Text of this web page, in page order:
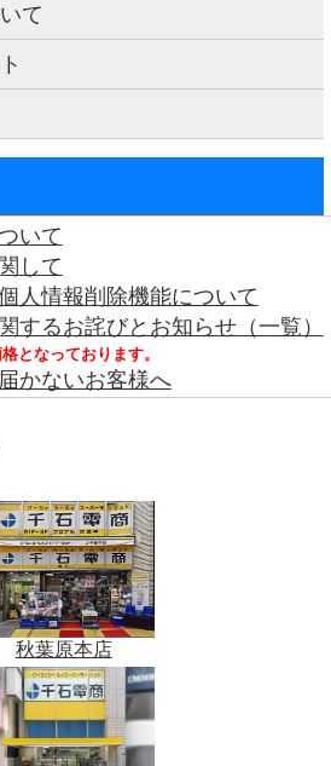
て
いて
して
人情報削除機能について
るお詫びとお知らせ（一覧）
となっております。
かないお客様へ
秋葉原本店